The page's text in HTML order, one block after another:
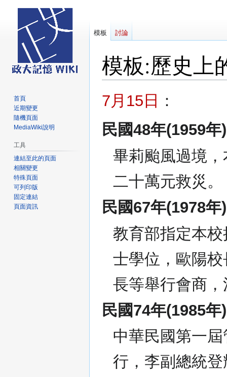
模板:歷史上
跳
至
覽
跳
至
尋
7月15日 ：
民國48年(1959年)
畢莉颱風過境
二十萬元救災。
民國67年(1978年)
教育部指定本
士學位，歐陽
長等舉行會商
民國74年(1985年)
中華民國第一
行，李副總統
模板 討論
首頁
近期變更
隨機頁面
MediaWiki說明
工具
連結至此的頁面
相關變更
特殊頁面
可列印版
固定連結
頁面資訊